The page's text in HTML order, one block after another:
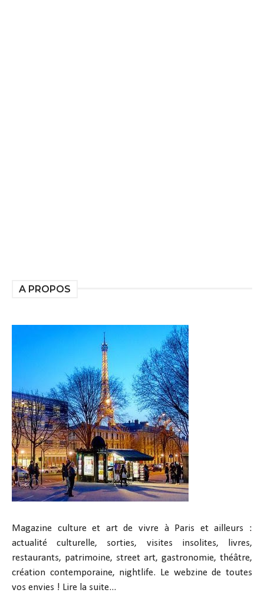
A PROPOS
Magazine culture et art de vivre à Paris et ailleurs :
actualité culturelle, sorties, visites insolites, livres,
restaurants, patrimoine, street art, gastronomie, théâtre,
création contemporaine, nightlife. Le webzine de toutes
vos envies ! Lire la suite...